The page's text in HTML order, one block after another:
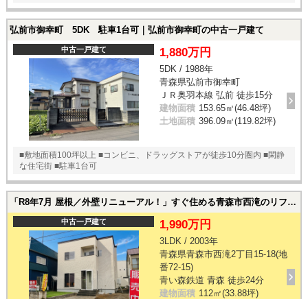
弘前市御幸町 5DK 駐車1台可｜弘前市御幸町の中古一戸建て
中古一戸建て 1,880万円
5DK / 1988年
青森県弘前市御幸町
ＪＲ奥羽本線 弘前 徒歩15分
建物面積 153.65㎡(46.48坪)
土地面積 396.09㎡(119.82坪)
■敷地面積100坪以上 ■コンビニ、ドラッグストアが徒歩10分圏内 ■閑静
な住宅街 ■駐車1台可
「R8年7月 屋根／外壁リニューアル！」すぐ住める青森市西滝のリフォーム住宅｜青森市西滝2丁目15-18(地番72-15)の中古一戸建て
中古一戸建て 1,990万円
3LDK / 2003年
青森県青森市西滝2丁目15-18(地
番72-15)
青い森鉄道 青森 徒歩24分
建物面積 112㎡(33.88坪)